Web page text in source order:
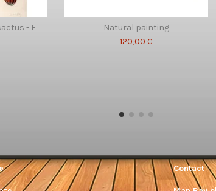
- F
Natural painting
120,00 €
Contact